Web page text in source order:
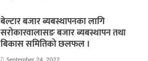
बेल्टार बजार ब्यबस्थापनका लागि
सरोकारवालासङ बजार ब्यबस्थापन तथा
बिकास समितिको छलफल ।